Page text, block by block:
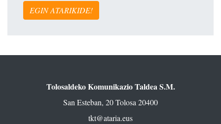
EGIN ATARIKIDE!
Tolosaldeko Komunikazio Taldea S.M.
San Esteban, 20 Tolosa 20400
tkt@ataria.eus